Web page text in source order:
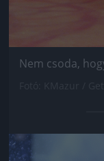
Nem csoda,